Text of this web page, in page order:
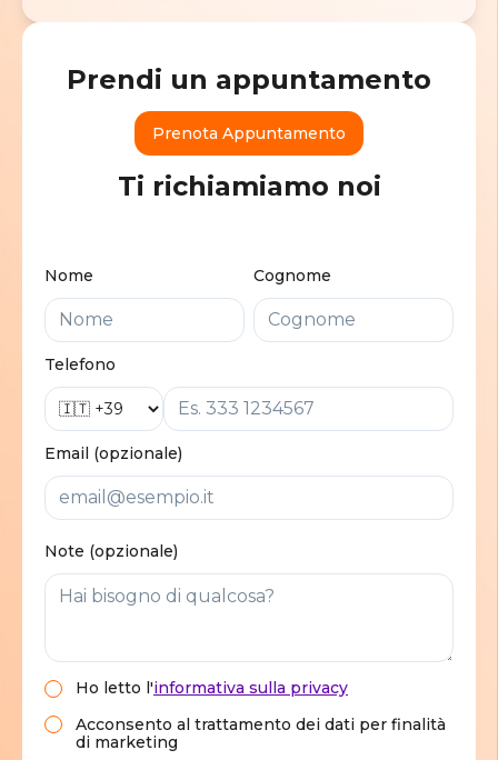
Prendi un appuntamento
Prenota Appuntamento
Ti richiamiamo noi
Nome Cognome
Telefono
Email (opzionale)
Note (opzionale)
Ho letto l'informativa sulla privacy
Acconsento al trattamento dei dati per finalità
di marketing